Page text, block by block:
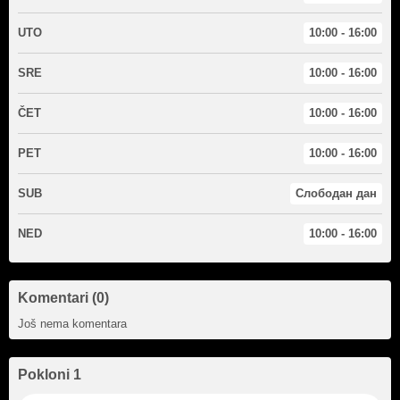
UTO 10:00 - 16:00
SRE 10:00 - 16:00
ČET 10:00 - 16:00
PET 10:00 - 16:00
SUB Слободан дан
NED 10:00 - 16:00
Komentari (0)
Još nema komentara
Pokloni 1